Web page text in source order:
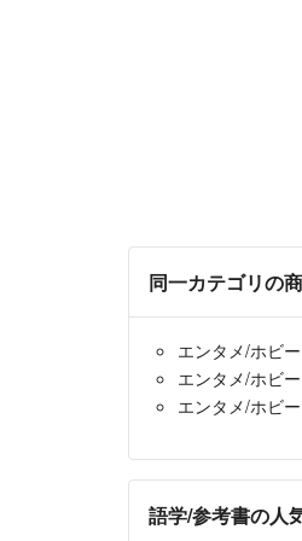
同一カテゴリの
エンタメ/ホビー
エンタメ/ホビー
エンタメ/ホビー
語学/参考書の人